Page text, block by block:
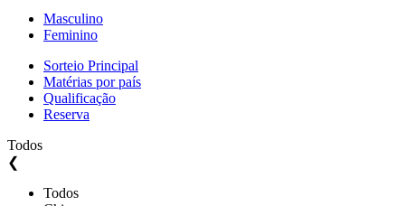
Masculino
Feminino
Sorteio Principal
Matérias por país
Qualificação
Reserva
Todos
❮
Todos